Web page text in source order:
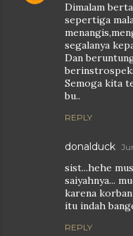
Dimalam
sepertiga
segalanya
Dan
Semoga kita
bu..
REPLY
donalduck
sist...hehe
saiyahnya...
karena
itu indah
REPLY